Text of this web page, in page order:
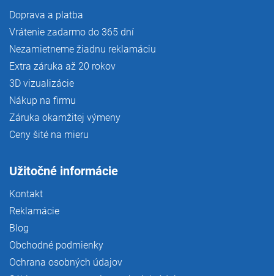
Doprava a platba
Vrátenie zadarmo do 365 dní
Nezamietneme žiadnu reklamáciu
Extra záruka až 20 rokov
3D vizualizácie
Nákup na firmu
Záruka okamžitej výmeny
Ceny šité na mieru
Užitočné informácie
Kontakt
Reklamácie
Blog
Obchodné podmienky
Ochrana osobných údajov